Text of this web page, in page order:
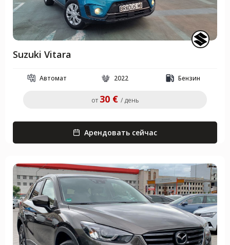
Suzuki Vitara
Автомат 2022 Бензин
от 30 € / день
Арендовать сейчас